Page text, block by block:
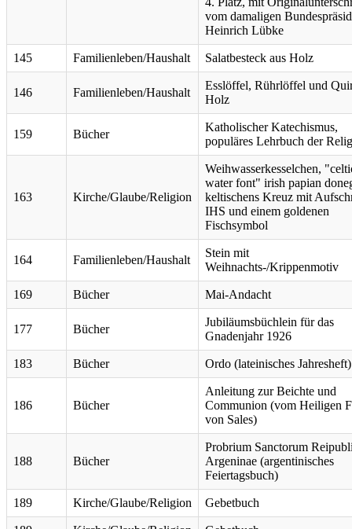
vom damaligen
Heinrich Lübke
145 Familienleben/Haushalt Salatbesteck aus Holz
146 Familienleben/Haushalt
Esslöffel, Rührlöffel und
Holz
159 Bücher
Katholischer Katechismus,
populäres Lehrbuch der
163 Kirche/Glaube/Religion
Weihwasserkesselchen,
water font" irish papian
keltischens Kreuz mit
IHS und einem goldenen
Fischsymbol
164 Familienleben/Haushalt
Stein mit
Weihnachts-/Krippenmotiv
169 Bücher Mai-Andacht
177 Bücher
Jubiläumsbüchlein für das
Gnadenjahr 1926
183 Bücher Ordo (lateinisches Jahresheft)
186 Bücher
Anleitung zur Beichte und
Communion (vom Heiligen
von Sales)
188 Bücher
Probrium Sanctorum
Argeninae (argentinisches
Feiertagsbuch)
189 Kirche/Glaube/Religion Gebetbuch